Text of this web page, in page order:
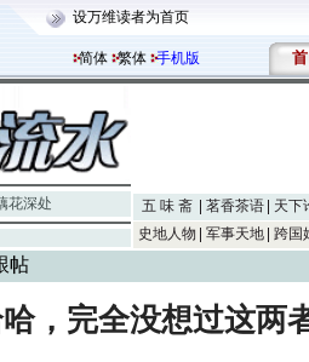
设万维读者为首页
简体 繁体 手机版 首
花深处 五 味 斋 茗香茶语
天下
史地人物
军事天地 跨国
帖
，完全没想过这两